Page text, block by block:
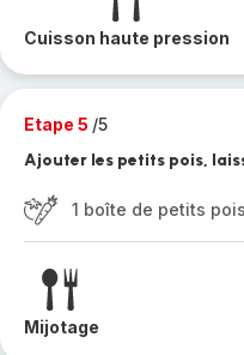
Cuisson haute pression
Etape 5 /5
Ajouter les petits pois,
1 boîte de petits
Mijotage